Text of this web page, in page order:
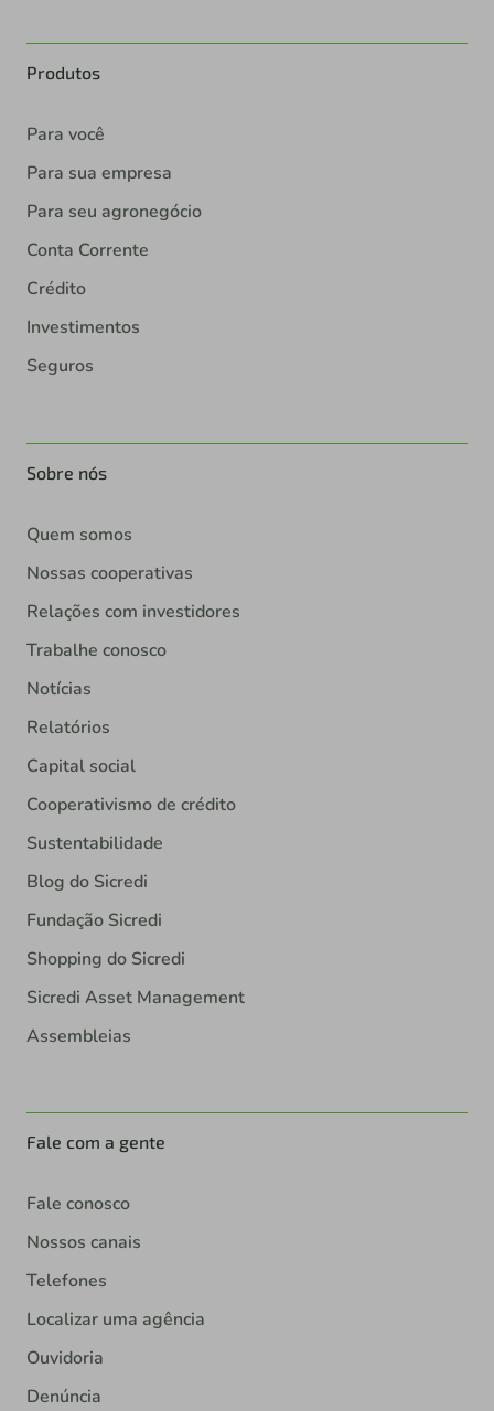
Produtos
Para você
Para sua empresa
Para seu agronegócio
Conta Corrente
Crédito
Investimentos
Seguros
Sobre nós
Quem somos
Nossas cooperativas
Relações com investidores
Trabalhe conosco
Notícias
Relatórios
Capital social
Cooperativismo de crédito
Sustentabilidade
Blog do Sicredi
Fundação Sicredi
Shopping do Sicredi
Sicredi Asset Management
Assembleias
Fale com a gente
Fale conosco
Nossos canais
Telefones
Localizar uma agência
Ouvidoria
Denúncia